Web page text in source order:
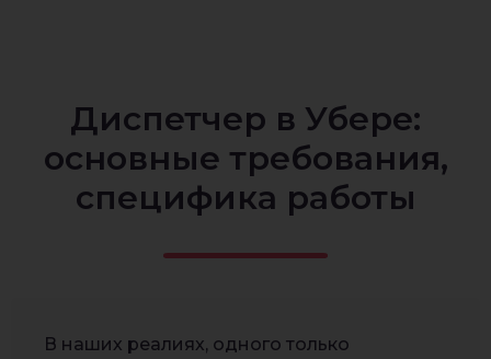
Диспетчер в Убере:
основные требования,
специфика работы
В наших реалиях, одного только